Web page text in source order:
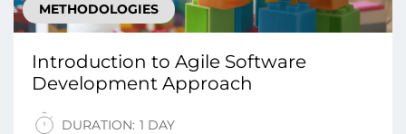
METHODOLOGIES
Introduction tо Agile Software
Development Approach
DURATION: 1 DAY